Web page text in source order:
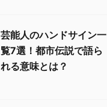
芸能人のハンドサイン一
覧7選！都市伝説で語ら
れる意味とは？